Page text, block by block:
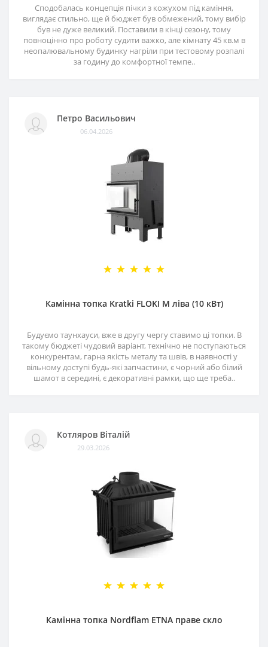
Сподобалась концепція пічки з кожухом під каміння,
виглядає стильно, ще й бюджет був обмежений, тому вибір
був не дуже великий. Поставили в кінці сезону, тому
повноцінно про роботу судити важко, але кімнату 45 кв.м в
неопалювальному будинку нагріли при тестовому розпалі
за годину до комфортної темпе..
Петро Васильович
06.04.2026
Камінна топка Kratki FLOKI M ліва (10 кВт)
Будуємо таунхауси, вже в другу чергу ставимо ці топки. В
такому бюджеті чудовий варіант, технічно не поступаються
конкурентам, гарна якість металу та швів, в наявності у
вільному доступі будь-які запчастини, є чорний або білий
шамот в середині, є декоративні рамки, що ще треба..
Котляров Віталій
29.03.2026
Камінна топка Nordflam ETNA праве скло